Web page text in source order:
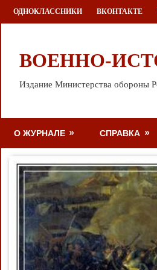
Перейти
к
ОДНОКЛАССНИКИ ВКОНТАКТЕ
ВОЕННО-
Издание Министерства обороны
О ЖУРНАЛЕ СПРАВКА